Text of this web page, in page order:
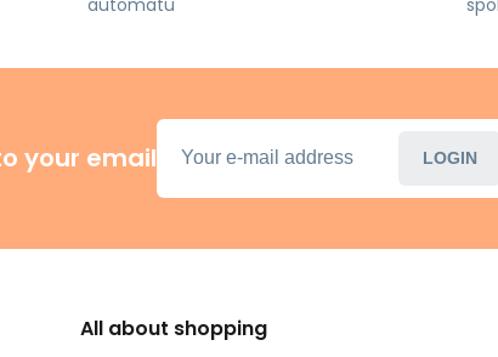
your email LOGIN
All about shopping